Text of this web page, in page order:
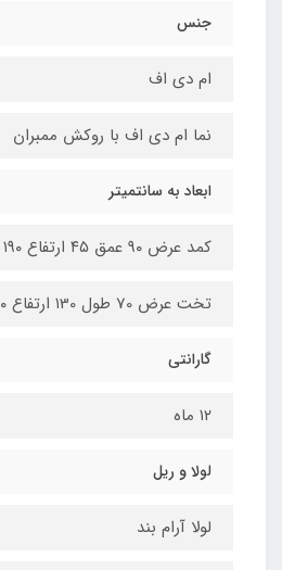
جنس
ام دی اف
نما ام دی اف با روکش ممبران
ابعاد به سانتمیتر
کمد عرض ۹۰ عمق ۴۵ ارتفاع ۱۹۰
تخت عرض 70 طول ۱30 ارتفاع ۱۱۰
گارانتی
۱۲ ماه
لولا و ریل
لولا آرام بند